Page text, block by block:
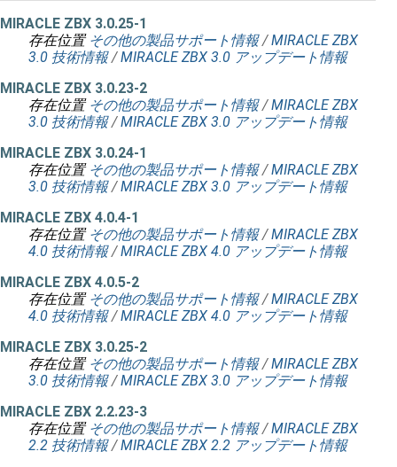
MIRACLE ZBX 3.0.25-1
存在位置 その他の製品サポート情報 /MIRACLE ZBX
3.0 技術情報 /MIRACLE ZBX 3.0 アップデート情報
MIRACLE ZBX 3.0.23-2
存在位置 その他の製品サポート情報 /MIRACLE ZBX
3.0 技術情報 /MIRACLE ZBX 3.0 アップデート情報
MIRACLE ZBX 3.0.24-1
存在位置 その他の製品サポート情報 /MIRACLE ZBX
3.0 技術情報 /MIRACLE ZBX 3.0 アップデート情報
MIRACLE ZBX 4.0.4-1
存在位置 その他の製品サポート情報 /MIRACLE ZBX
4.0 技術情報 /MIRACLE ZBX 4.0 アップデート情報
MIRACLE ZBX 4.0.5-2
存在位置 その他の製品サポート情報 /MIRACLE ZBX
4.0 技術情報 /MIRACLE ZBX 4.0 アップデート情報
MIRACLE ZBX 3.0.25-2
存在位置 その他の製品サポート情報 /MIRACLE ZBX
3.0 技術情報 /MIRACLE ZBX 3.0 アップデート情報
MIRACLE ZBX 2.2.23-3
存在位置 その他の製品サポート情報 /MIRACLE ZBX
2.2 技術情報 /MIRACLE ZBX 2.2 アップデート情報